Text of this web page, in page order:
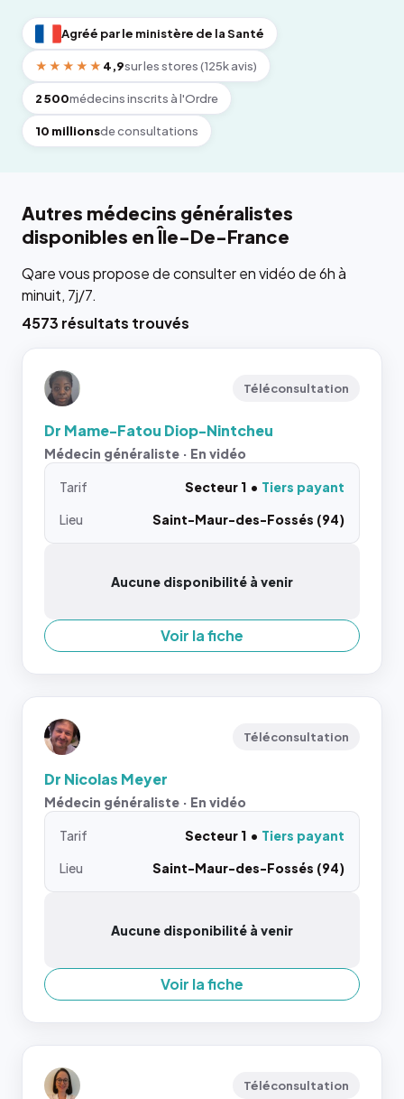
Agréé par le ministère de la Santé
★★★★★ 4,9sur les stores (125k avis)
2 500médecins inscrits à l'Ordre
10 millionsde consultations
Autres médecins généralistes
disponibles en Île-De-France
Qare vous propose de consulter en vidéo de 6h à
minuit, 7j/7.
4573 résultats trouvés
Téléconsultation
Dr Mame-Fatou Diop-Nintcheu
Médecin généraliste · En vidéo
Tarif Secteur 1
Tiers payant
Lieu
Saint-Maur-des-Fossés (94)
Aucune disponibilité à venir
Voir la fiche
Téléconsultation
Dr Nicolas Meyer
Médecin généraliste · En vidéo
Tarif Secteur 1
Tiers payant
Lieu
Saint-Maur-des-Fossés (94)
Aucune disponibilité à venir
Voir la fiche
Téléconsultation